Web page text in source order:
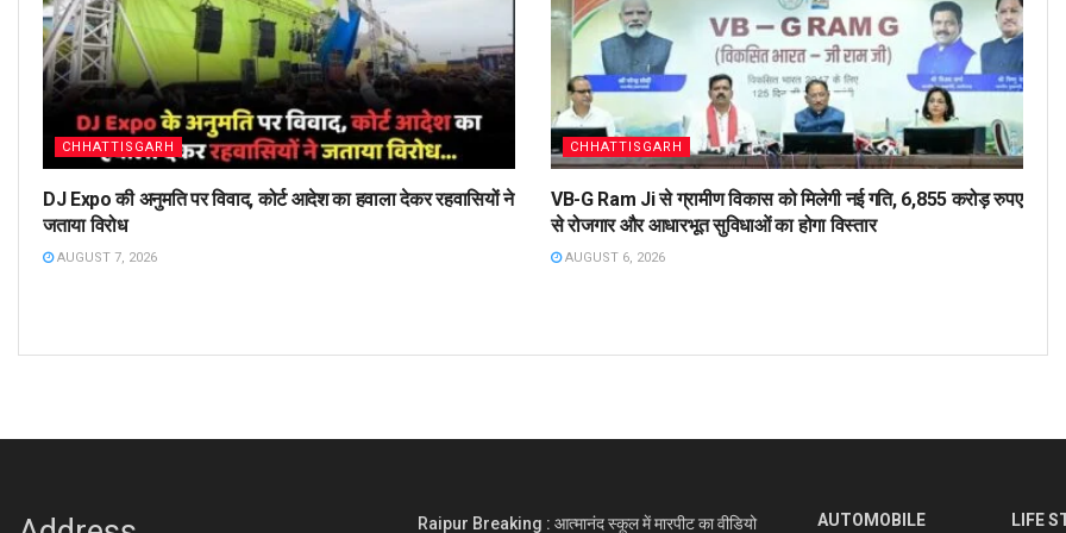
CHHATTISGARH
DJ Expo की अनुमति पर विवाद, कोर्ट आदेश का हवाला देकर रहवासियों ने
जताया विरोध
AUGUST 7, 2026
CHHATTISGARH
VB-G Ram Ji से ग्रामीण विकास को मिलेगी नई गति, 6,855 करोड़ रुपए
से रोजगार और आधारभूत सुविधाओं का होगा विस्तार
AUGUST 6, 2026
Raipur Breaking : आत्मानंद स्कूल में मारपीट का वीडियो AUTOMOBILE LIFE